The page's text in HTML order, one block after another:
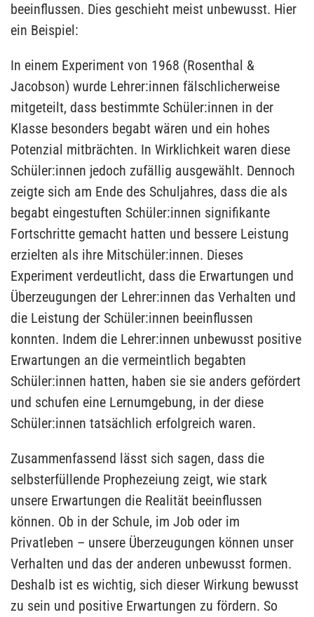
beeinflussen. Dies geschieht meist unbewusst. Hier
ein Beispiel:
In einem Experiment von 1968 (Rosenthal &
Jacobson) wurde Lehrer:innen fälschlicherweise
mitgeteilt, dass bestimmte Schüler:innen in der
Klasse besonders begabt wären und ein hohes
Potenzial mitbrächten. In Wirklichkeit waren diese
Schüler:innen jedoch zufällig ausgewählt. Dennoch
zeigte sich am Ende des Schuljahres, dass die als
begabt eingestuften Schüler:innen signifikante
Fortschritte gemacht hatten und bessere Leistung
erzielten als ihre Mitschüler:innen. Dieses
Experiment verdeutlicht, dass die Erwartungen und
Überzeugungen der Lehrer:innen das Verhalten und
die Leistung der Schüler:innen beeinflussen
konnten. Indem die Lehrer:innen unbewusst positive
Erwartungen an die vermeintlich begabten
Schüler:innen hatten, haben sie sie anders gefördert
und schufen eine Lernumgebung, in der diese
Schüler:innen tatsächlich erfolgreich waren.
Zusammenfassend lässt sich sagen, dass die
selbsterfüllende Prophezeiung zeigt, wie stark
unsere Erwartungen die Realität beeinflussen
können. Ob in der Schule, im Job oder im
Privatleben – unsere Überzeugungen können unser
Verhalten und das der anderen unbewusst formen.
Deshalb ist es wichtig, sich dieser Wirkung bewusst
zu sein und positive Erwartungen zu fördern. So